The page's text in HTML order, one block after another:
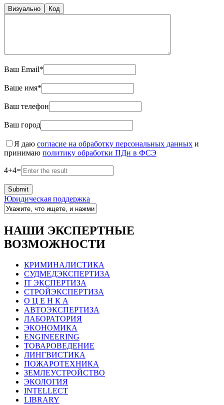
Визуально Код
Ваш Email*
Ваше имя*
Ваш телефон
Ваш город
Я даю согласие на обработку персональных данных и
принимаю политику обработки ПДн в ФСЭ
4+4=
Юридическая поддержка
НАШИ ЭКСПЕРТНЫЕ
ВОЗМОЖНОСТИ
КРИМИНАЛИСТИКА
СУДМЕДЭКСПЕРТИЗА
IT ЭКСПЕРТИЗА
СТРОЙЭКСПЕРТИЗА
О Ц Е Н К А
АВТОЭКСПЕРТИЗА
ЛАБОРАТОРИЯ
ЭКОНОМИКА
ENGINEERING
ТОВАРОВЕДЕНИЕ
ЛИНГВИСТИКА
ПОЖАРОТЕХНИКА
ЗЕМЛЕУСТРОЙСТВО
ЭКОЛОГИЯ
INTELLECT
LIBRARY